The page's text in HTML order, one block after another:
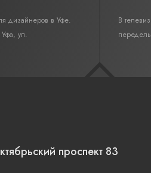
дизайнеров в Уфе.
ул.
В
проспект 83